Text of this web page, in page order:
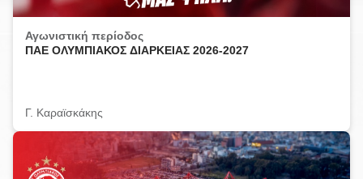
Αγωνιστική περίοδος
ΠΑΕ ΟΛΥΜΠΙΑΚΟΣ ΔΙΑΡΚΕΙΑΣ 2026-2027
Γ. Καραϊσκάκης